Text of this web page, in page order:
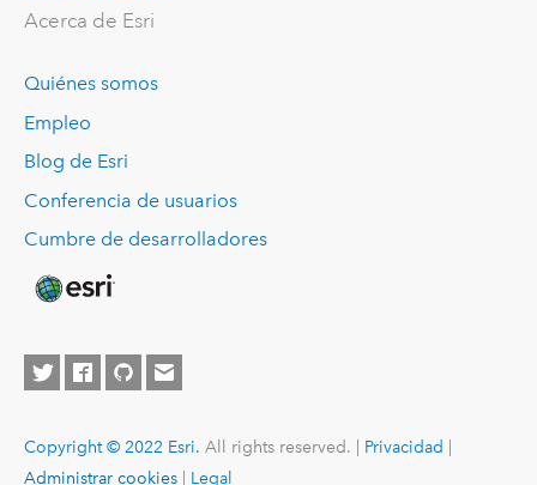
Acerca de Esri
Quiénes somos
Empleo
Blog de Esri
Conferencia de usuarios
Cumbre de desarrolladores
Copyright © 2022 Esri. All rights reserved. | Privacidad
Administrar cookies
Legal